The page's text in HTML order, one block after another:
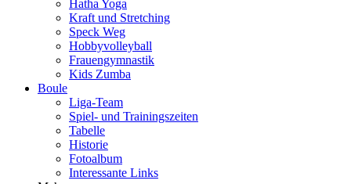
Hatha Yoga
Kraft und Stretching
Speck Weg
Hobbyvolleyball
Frauengymnastik
Kids Zumba
Boule
Liga-Team
Spiel- und Trainingszeiten
Tabelle
Historie
Fotoalbum
Interessante Links